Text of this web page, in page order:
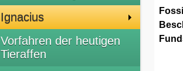
Ignacius
Vorfahren der heutigen
Tieraffen